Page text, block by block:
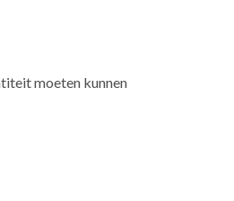
moeten kunnen